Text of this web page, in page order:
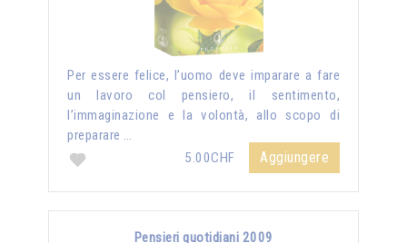
Per essere felice, l’uomo deve imparare a fare
un lavoro col pensiero, il sentimento,
l’immaginazione e la volontà, allo scopo di
preparare …
5.00CHF
Aggiungere
Pensieri quotidiani 2009